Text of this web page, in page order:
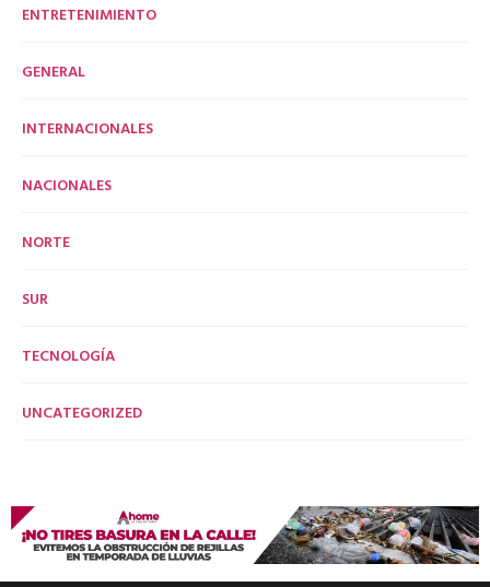
ENTRETENIMIENTO
GENERAL
INTERNACIONALES
NACIONALES
NORTE
SUR
TECNOLOGÍA
UNCATEGORIZED